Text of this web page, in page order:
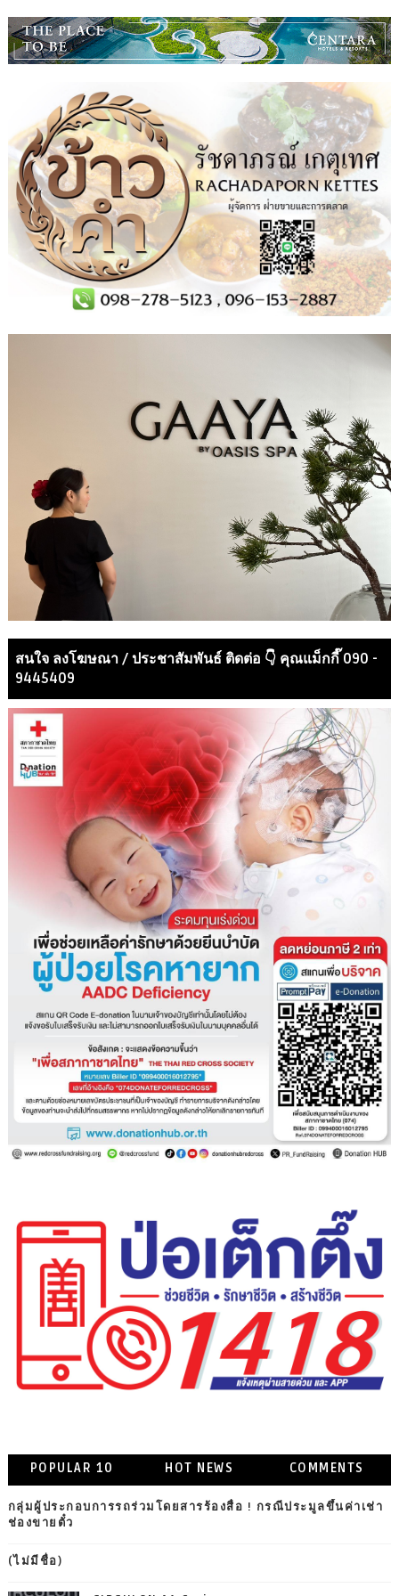
สนใจ ลงโฆษณา / ประชาสัมพันธ์ ติดต่อ 👇 คุณแม็กกี๊ 090 -
9445409
POPULAR 10 HOT NEWS COMMENTS
กลุ่มผู้ประกอบการรถร่วมโดยสารร้องสื่อ ! กรณีประมูลขึ้นค่าเช่า
ช่องขายตั๋ว
(ไม่มีชื่อ)